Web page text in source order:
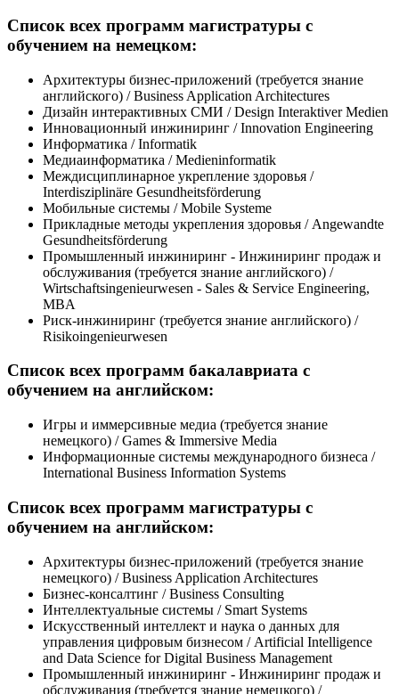
Список всех программ магистратуры с
обучением на немецком:
Архитектуры бизнес-приложений (требуется знание
английского) / Business Application Architectures
Дизайн интерактивных СМИ / Design Interaktiver Medien
Инновационный инжиниринг / Innovation Engineering
Информатика / Informatik
Медиаинформатика / Medieninformatik
Междисциплинарное укрепление здоровья /
Interdisziplinäre Gesundheitsförderung
Мобильные системы / Mobile Systeme
Прикладные методы укрепления здоровья / Angewandte
Gesundheitsförderung
Промышленный инжиниринг - Инжиниринг продаж и
обслуживания (требуется знание английского) /
Wirtschaftsingenieurwesen - Sales & Service Engineering,
MBA
Риск-инжиниринг (требуется знание английского) /
Risikoingenieurwesen
Список всех программ бакалавриата с
обучением на английском:
Игры и иммерсивные медиа (требуется знание
немецкого) / Games & Immersive Media
Информационные системы международного бизнеса /
International Business Information Systems
Список всех программ магистратуры с
обучением на английском:
Архитектуры бизнес-приложений (требуется знание
немецкого) / Business Application Architectures
Бизнес-консалтинг / Business Consulting
Интеллектуальные системы / Smart Systems
Искусственный интеллект и наука о данных для
управления цифровым бизнесом / Artificial Intelligence
and Data Science for Digital Business Management
Промышленный инжиниринг - Инжиниринг продаж и
обслуживания (требуется знание немецкого) /